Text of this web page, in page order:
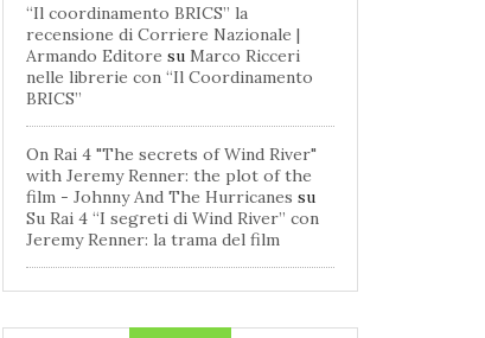
“Il coordinamento BRICS” la
recensione di Corriere Nazionale |
Armando Editore su Marco Ricceri
nelle librerie con “Il Coordinamento
BRICS”
On Rai 4 "The secrets of Wind River"
with Jeremy Renner: the plot of the
film - Johnny And The Hurricanes su
Su Rai 4 “I segreti di Wind River” con
Jeremy Renner: la trama del film